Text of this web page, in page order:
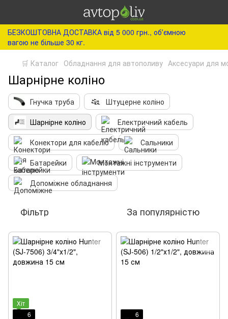
БЕЗКОШТОВНА ДОСТАВКА від 5 000 грн., обʼємною
вагою не більше 30 кг.
🛒 Каталог Обладнання для автополиву Аксесуари для
Шарнірне коліно
Гнучка труба
Штуцерне коліно
Шарнірне коліно
Електричний кабель
Конектори для кабелю
Сальники
Батарейки
Монтажні інструменти
Допоміжне обладнання
Фільтр За популярністю
Хіт
6
6